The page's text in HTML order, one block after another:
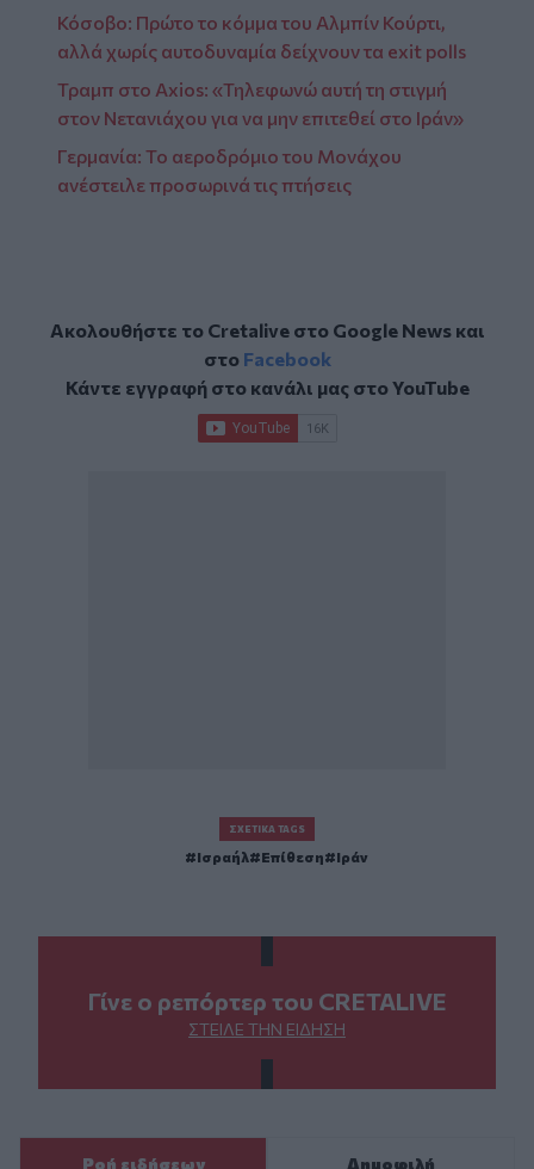
Κόσοβο: Πρώτο το κόμμα του Αλμπίν Κούρτι,
αλλά χωρίς αυτοδυναμία δείχνουν τα exit polls
Τραμπ στο Axios: «Τηλεφωνώ αυτή τη στιγμή
στον Νετανιάχου για να μην επιτεθεί στο Ιράν»
Γερμανία: Το αεροδρόμιο του Μονάχου
ανέστειλε προσωρινά τις πτήσεις
Ακολουθήστε το Cretalive στο Google Newsκαι
στο Facebook
Κάντε εγγραφή στο κανάλι μας στοYouTube
ΣΧΕΤΙΚΆ TAGS
Ισραήλ Επίθεση Ιράν
Γίνε ο ρεπόρτερ του CRETALIVE
ΣΤΕΊΛΕ ΤΗΝ ΕΊΔΗΣΗ
Ροή ειδήσεων Δημοφιλή